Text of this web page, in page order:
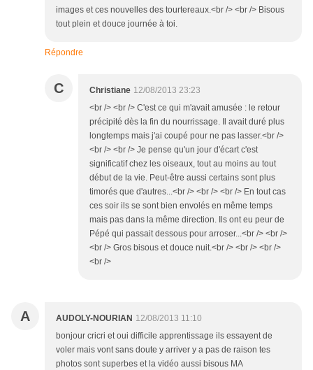
images et ces nouvelles des tourtereaux.<br /> <br /> Bisous
tout plein et douce journée à toi.
Répondre
C Christiane 12/08/2013 23:23
<br /> <br /> C'est ce qui m'avait amusée : le retour
précipité dès la fin du nourrissage. Il avait duré plus
longtemps mais j'ai coupé pour ne pas lasser.<br />
<br /> <br /> Je pense qu'un jour d'écart c'est
significatif chez les oiseaux, tout au moins au tout
début de la vie. Peut-être aussi certains sont plus
timorés que d'autres...<br /> <br /> <br /> En tout cas
ces soir ils se sont bien envolés en même temps
mais pas dans la même direction. Ils ont eu peur de
Pépé qui passait dessous pour arroser...<br /> <br />
<br /> Gros bisous et douce nuit.<br /> <br /> <br />
<br />
A AUDOLY-NOURIAN 12/08/2013 11:10
bonjour cricri et oui difficile apprentissage ils essayent de
voler mais vont sans doute y arriver y a pas de raison tes
photos sont superbes et la vidéo aussi bisous MA